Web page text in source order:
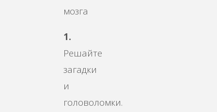
1.
Решайте
загадки
и
головоломки.